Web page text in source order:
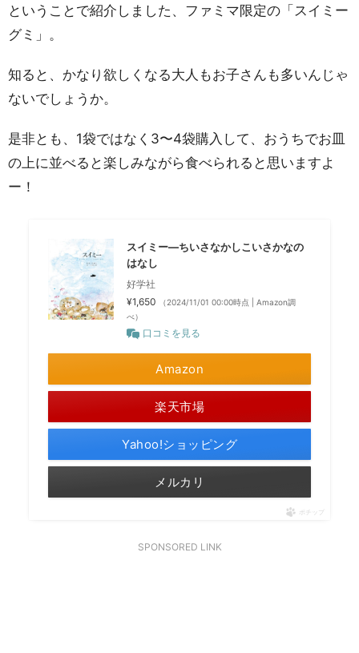
ということで紹介しました、ファミマ限定の「スイミー
グミ」。
知ると、かなり欲しくなる大人もお子さんも多いんじゃ
ないでしょうか。
是非とも、1袋ではなく3〜4袋購入して、おうちでお皿
の上に並べると楽しみながら食べられると思いますよ
ー！
スイミー―ちいさなかしこいさかなの
はなし
好学社
¥1,650
（2024/11/01 00:00時点 | Amazon調
べ）
口コミを見る
Amazon
楽天市場
Yahoo!ショッピング
メルカリ
ポチップ
SPONSORED LINK